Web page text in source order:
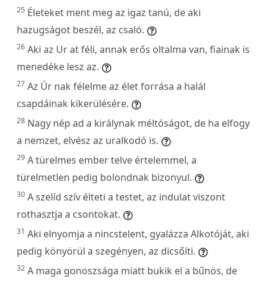
25 Életeket ment meg az igaz tanú, de aki
hazugságot beszél, az csaló.
26 Aki az Ur at féli, annak erős oltalma van, fiainak is
menedéke lesz az.
27 Az Úr nak félelme az élet forrása a halál
csapdáinak kikerülésére.
28 Nagy nép ad a királynak méltóságot, de ha elfogy
a nemzet, elvész az uralkodó is.
29 A türelmes ember telve értelemmel, a
türelmetlen pedig bolondnak bizonyul.
30 A szelíd szív élteti a testet, az indulat viszont
rothasztja a csontokat.
31 Aki elnyomja a nincstelent, gyalázza Alkotóját, aki
pedig könyörül a szegényen, az dicsőíti.
32 A maga gonoszsága miatt bukik el a bűnös, de